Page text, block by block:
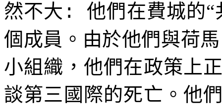
然不大 :他們在費城的
個成員。由於他們與荷
小組織，他們在政策上
談第三國際的死亡。他